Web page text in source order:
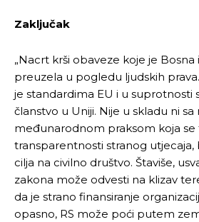
Pusti priču
Ovim putem želimo da vam se
odlučili da pustite Vašu priču da
Objavi.ba
[wpuf_form id=”7463”]
Pusti priču
Ovim putem želimo da vam se
odlučili da pustite Vašu priču da
Objavi.ba
[wpuf_form id=”7463”]
Zaključak
„Nacrt krši obaveze koje je
preuzela u pogledu ljudskih
je standardima EU i u suprotnosti
članstvo u Uniji. Nije u skladu ni
međunarodnom praksom koja se
transparentnosti stranog
cilja na civilno društvo. Štaviše,
zakona može odvesti na klizav
da je strano finansiranje
opasno, RS može poći putem